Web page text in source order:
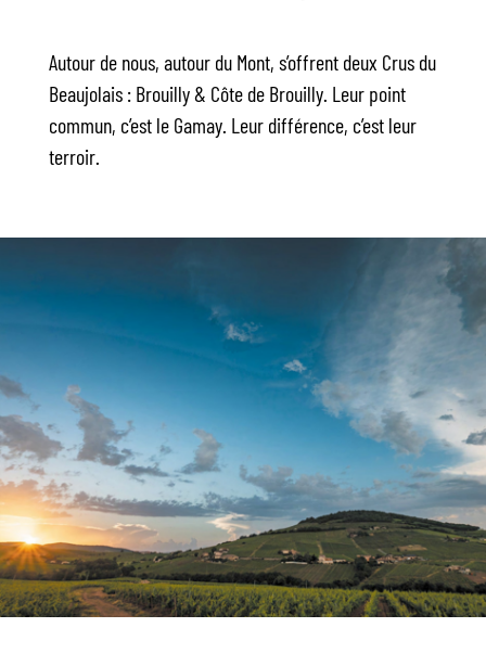
Autour de nous, autour du Mont, s’offrent deux Crus du
Beaujolais : Brouilly & Côte de Brouilly. Leur point
commun, c’est le Gamay. Leur différence, c’est leur
terroir.